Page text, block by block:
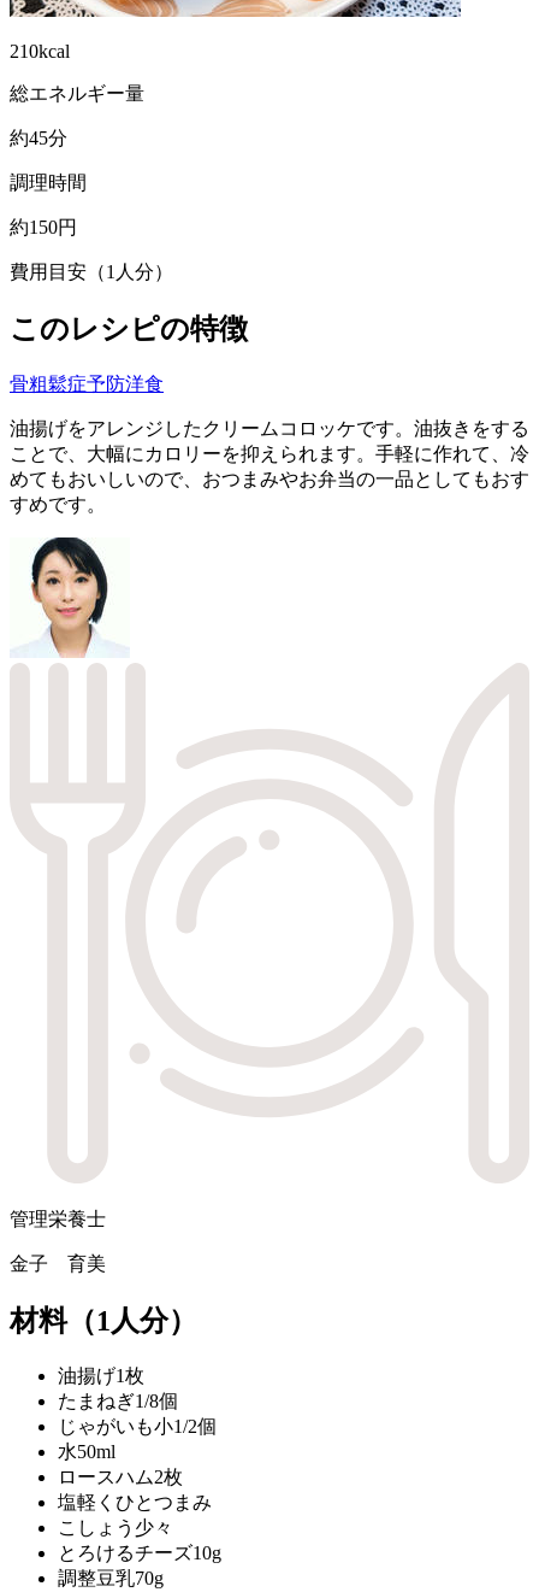
210kcal
総エネルギー量
約45分
調理時間
約150円
費用目安（1人分）
このレシピの特徴
骨粗鬆症予防洋食
油揚げをアレンジしたクリームコロッケです。油抜きをする
ことで、大幅にカロリーを抑えられます。手軽に作れて、冷
めてもおいしいので、おつまみやお弁当の一品としてもおす
すめです。
管理栄養士
金子 育美
材料（1人分）
油揚げ1枚
たまねぎ1/8個
じゃがいも小1/2個
水50ml
ロースハム2枚
塩軽くひとつまみ
こしょう 少々
とろけるチーズ10g
調整豆乳70g